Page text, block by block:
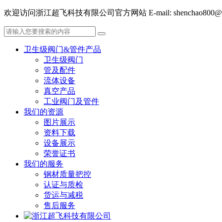
欢迎访问浙江超飞科技有限公司官方网站 E-mail:
卫生级阀门&管件产品
卫生级阀门
管及配件
流体设备
真空产品
工业阀门及管件
我们的资源
图片展示
资料下载
设备展示
荣誉证书
我们的服务
钢材质量把控
认证与质检
货运与减税
售后服务